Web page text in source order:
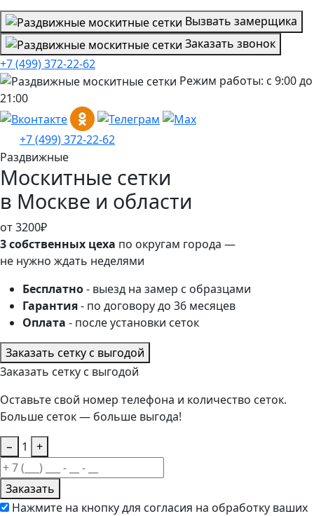
Вызвать замерщика
Заказать звонок
+7 (499) 372-22-62
Режим работы: с 9:00 до
21:00
+7 (499) 372-22-62
Раздвижные
Москитные сетки
в Москве и области
от 3200₽
3 собственных цеха по округам города —
не нужно ждать неделями
Бесплатно- выезд на замер с образцами
Гарантия- по договору до 36 месяцев
Оплата - после установки сеток
Заказать сетку с выгодой
Заказать сетку с выгодой
Оставьте свой номер телефона и количество сеток.
Больше сеток — больше выгода!
−
1 +
Заказать
Нажмите на кнопку для согласия на обработку ваших